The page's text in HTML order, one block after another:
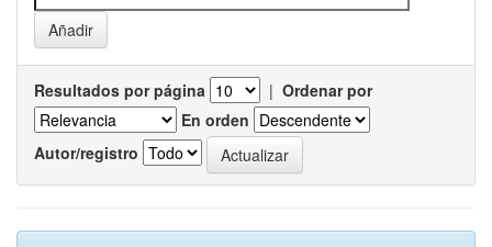
Resultados por página | Ordenar por
En orden
Autor/registro